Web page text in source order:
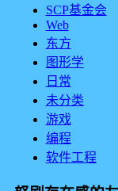
SCP基金会
Web
东方
图形学
日常
未分类
游戏
编程
软件工程